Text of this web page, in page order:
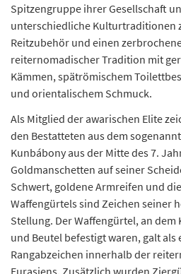
Spitzengruppe ihrer Gesellschaft
unterschiedliche Kulturtraditionen
Reitzubehör und einen
reiternomadischer Tradition mit
Kämmen, spätrömischem
und orientalischem Schmuck.
Als Mitglied der awarischen Elite
den Bestatteten aus dem
Kunbábony aus der Mitte des 7.
Goldmanschetten auf seiner
Schwert, goldene Armreifen und
Waffengürtels sind Zeichen seiner
Stellung. Der Waffengürtel, an dem
und Beutel befestigt waren, galt als
Rangabzeichen innerhalb der